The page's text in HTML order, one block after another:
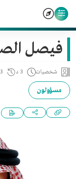
فيصل
شخصيات 3 د
مسؤولون